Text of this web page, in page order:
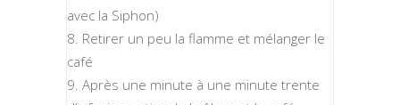
avec la Siphon)
Retirer un peu la flamme et mélanger le
café
Après une minute à une minute trente